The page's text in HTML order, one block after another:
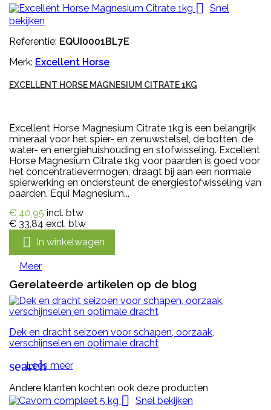

Snel
bekijken
Referentie: EQUI0001BL7E
Merk: Excellent Horse
EXCELLENT HORSE MAGNESIUM CITRATE 1KG
Excellent Horse Magnesium Citrate 1kg is een belangrijk
mineraal voor het spier- en zenuwstelsel, de botten, de
water- en energiehuishouding en stofwisseling. Excellent
Horse Magnesium Citrate 1kg voor paarden is goed voor
het concentratievermogen, draagt bij aan een normale
spierwerking en ondersteunt de energiestofwisseling van
paarden. Equi Magnesium...
€ 40,95 incl. btw
€ 33,84 excl. btw
 In winkelwagen
Meer
Gerelateerde artikelen op de blog
Dek en dracht seizoen voor schapen, oorzaak,
verschijnselen en optimale dracht
search
Lees meer
Andere klanten kochten ook deze producten

Snel bekijken